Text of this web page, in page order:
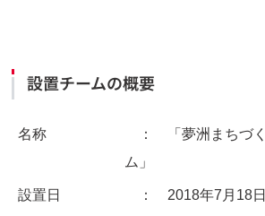
設置チームの概要
名称
： 「夢洲まちづく
ム」
設置日 ： 2018年7月18日